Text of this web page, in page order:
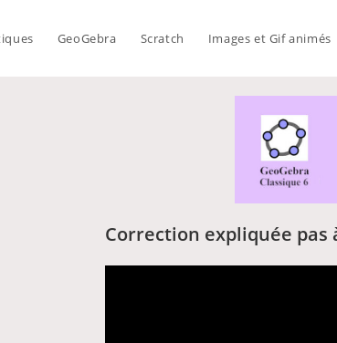
GeoGebra Scratch Images et Gif animés
Correction expliquée pas